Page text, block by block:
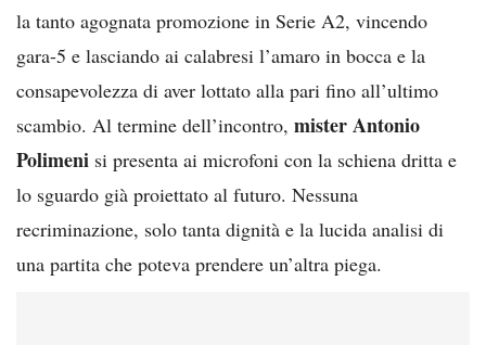
la tanto agognata promozione in Serie A2, vincendo
gara-5 e lasciando ai calabresi l’amaro in bocca e la
consapevolezza di aver lottato alla pari fino all’ultimo
scambio. Al termine dell’incontro, mister Antonio
Polimeni si presenta ai microfoni con la schiena dritta e
lo sguardo già proiettato al futuro. Nessuna
recriminazione, solo tanta dignità e la lucida analisi di
una partita che poteva prendere un’altra piega.